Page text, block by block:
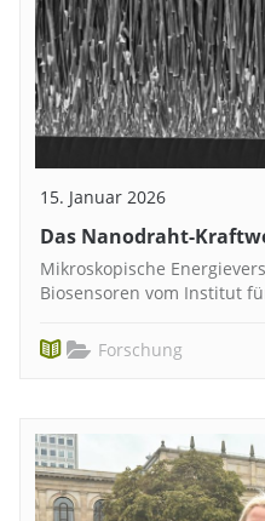
15. Januar 2026
Das Nanodraht-
Mikroskopische
Biosensoren vom Institut
Forschung